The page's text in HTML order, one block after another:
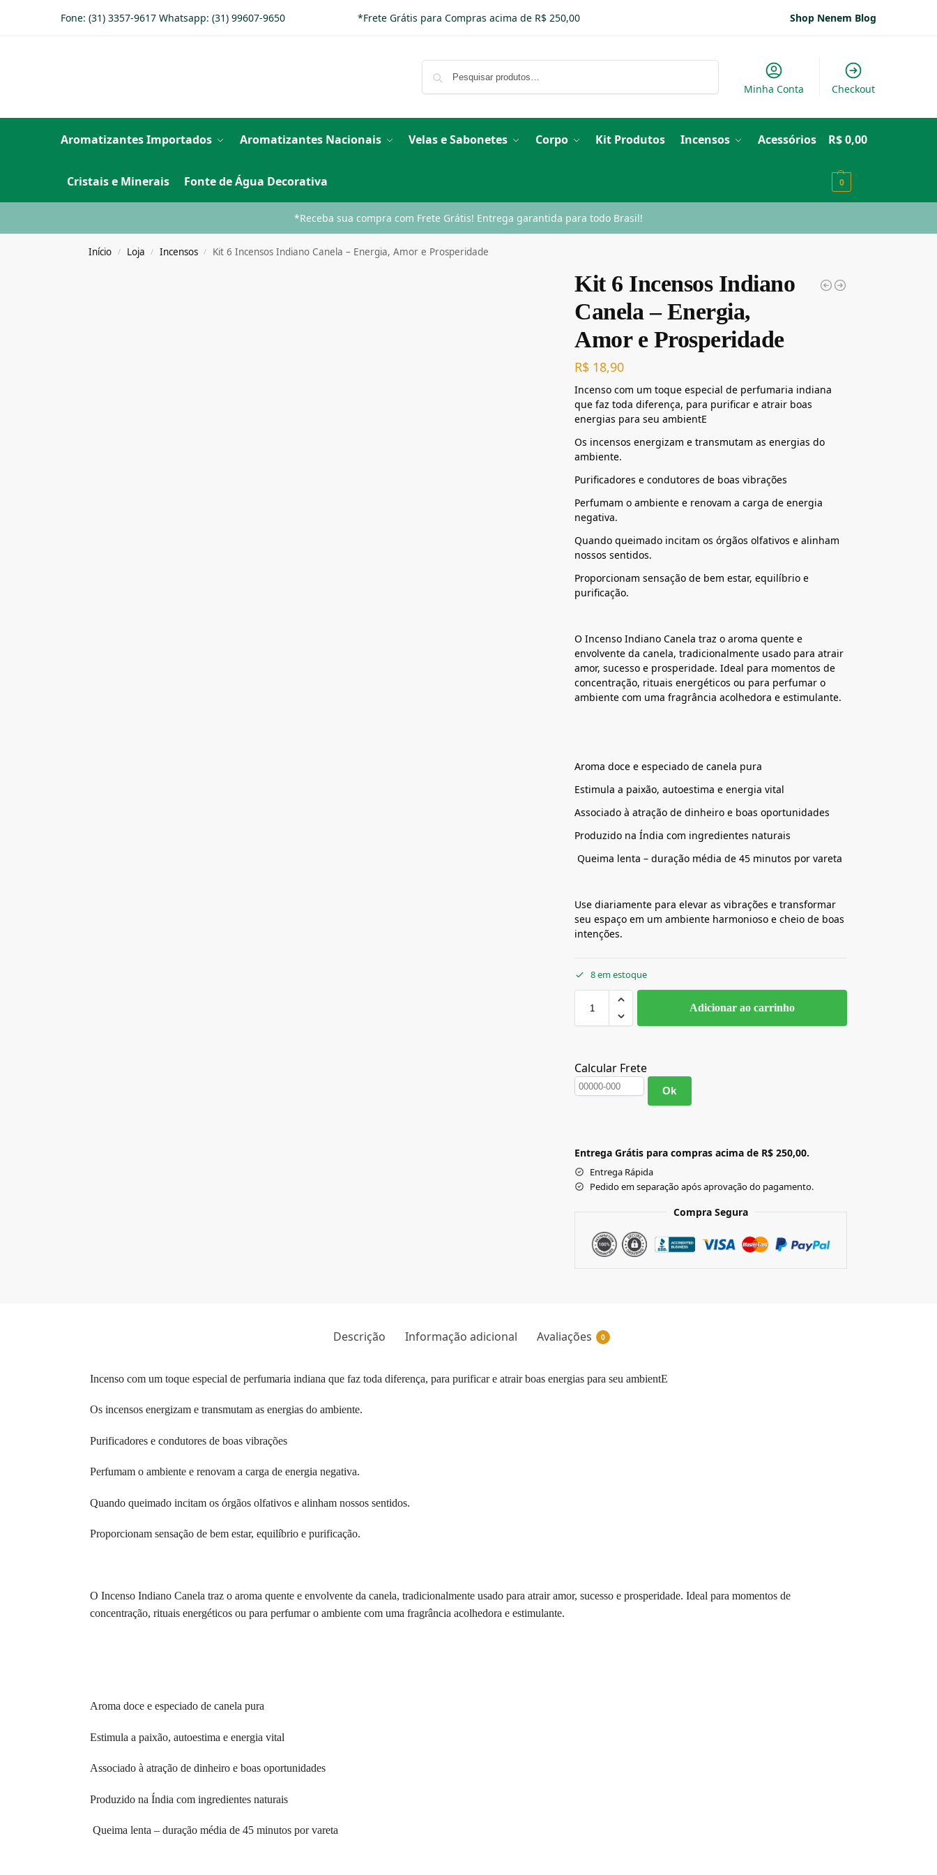
Fone: (31) 3357-9617 Whatsapp: (31) 99607-9650 *Frete Grátis para Compras acima de R$ 250,00 Shop Nenem Blog
Minha Conta Checkout
Aromatizantes Importados Aromatizantes Nacionais Velas e Sabonetes Corpo Kit Produtos Incensos Acessórios
Cristais e Minerais Fonte de Água Decorativa
R$0,00
0
*Receba sua compra com Frete Grátis! Entrega garantida para todo Brasil!
Início / Loja / Incensos / Kit 6 Incensos Indiano Canela – Energia, Amor e Prosperidade
Kit 6 Incensos Indiano
Canela – Energia,
Amor e Prosperidade
R$ 18,90
Incenso com um toque especial de perfumaria indiana
que faz toda diferença, para purificar e atrair boas
energias para seu ambientE
Os incensos energizam e transmutam as energias do
ambiente.
Purificadores e condutores de boas vibrações
Perfumam o ambiente e renovam a carga de energia
negativa.
Quando queimado incitam os órgãos olfativos e alinham
nossos sentidos.
Proporcionam sensação de bem estar, equilíbrio e
purificação.
O Incenso Indiano Canela traz o aroma quente e
envolvente da canela, tradicionalmente usado para atrair
amor, sucesso e prosperidade. Ideal para momentos de
concentração, rituais energéticos ou para perfumar o
ambiente com uma fragrância acolhedora e estimulante.
Aroma doce e especiado de canela pura
Estimula a paixão, autoestima e energia vital
Associado à atração de dinheiro e boas oportunidades
Produzido na Índia com ingredientes naturais
Queima lenta – duração média de 45 minutos por vareta
Use diariamente para elevar as vibrações e transformar
seu espaço em um ambiente harmonioso e cheio de boas
intenções.
8 em estoque
Adicionar ao carrinho
Calcular Frete
Ok
Entrega Grátis para compras acima de R$ 250,00.
Entrega Rápida
Pedido em separação após aprovação do pagamento.
Compra Segura
Descrição Informação adicional Avaliações 0
Incenso com um toque especial de perfumaria indiana que faz toda diferença, para purificar e atrair boas energias para seu ambientE
Os incensos energizam e transmutam as energias do ambiente.
Purificadores e condutores de boas vibrações
Perfumam o ambiente e renovam a carga de energia negativa.
Quando queimado incitam os órgãos olfativos e alinham nossos sentidos.
Proporcionam sensação de bem estar, equilíbrio e purificação.
O Incenso Indiano Canela traz o aroma quente e envolvente da canela, tradicionalmente usado para atrair amor, sucesso e prosperidade. Ideal para momentos de
concentração, rituais energéticos ou para perfumar o ambiente com uma fragrância acolhedora e estimulante.
Aroma doce e especiado de canela pura
Estimula a paixão, autoestima e energia vital
Associado à atração de dinheiro e boas oportunidades
Produzido na Índia com ingredientes naturais
Queima lenta – duração média de 45 minutos por vareta